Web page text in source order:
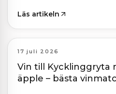
Läs artikeln
17 juli 2026
Vin till Kycklinggryta
äpple – bästa